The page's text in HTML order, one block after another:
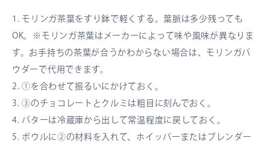
1. モリンガ茶葉をすり鉢で軽くする。葉脈は多少残っても
OK。※モリンガ茶葉はメーカーによって味や風味が異なりま
す。お手持ちの茶葉が合うかわからない場合は、モリンガパ
ウダーで代用できます。
2. ①を合わせて振るいにかけておく。
3. ③のチョコレートとクルミは粗目に刻んでおく。
4. バターは冷蔵庫から出して常温程度に戻しておく。
5. ボウルに②の材料を入れて、ホイッパーまたはブレンダー